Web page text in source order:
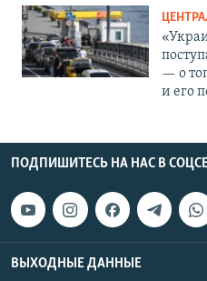
— о
и его
ПОДПИШИТЕСЬ НА НАС В
ВЫХОДНЫЕ ДАННЫЕ